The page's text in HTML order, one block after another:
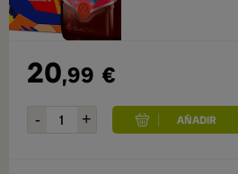
20,99 €